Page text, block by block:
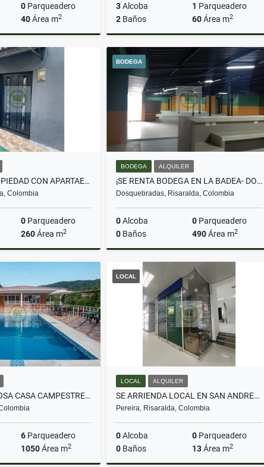
0 Parqueadero
40Área m2
$1.850.000
3Alcoba 1 Parqueadero
2 Baños 60Área m2
Venta
$275.000.000
SE VENDE PROPIEDAD CON APARTAESTUDIOS Y LOCALES PARA INVERSION
Colombia
0 Parqueadero
260Área m2
BODEGA
BODEGA ALQUILER
¡SE RENTA BODEGA EN LA BADEA- DOSQUEBRADAS!
Dosquebradas, Risaralda, Colombia
0Alcoba 0 Parqueadero
0 Baños 490Área m2
$7.150.000
VENDO HERMOSA CASA CAMPESTRE EN VITERBO
6 Parqueadero
1050Área m2
LOCAL
LOCAL ALQUILER
SE ARRIENDA LOCAL EN SAN ANDRESITO
Pereira, Risaralda, Colombia
0Alcoba 0 Parqueadero
0 Baños 13Área m2